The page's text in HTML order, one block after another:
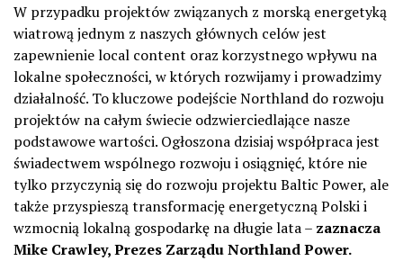
W przypadku projektów związanych z morską energetyką
wiatrową jednym z naszych głównych celów jest
zapewnienie local content oraz korzystnego wpływu na
lokalne społeczności, w których rozwijamy i prowadzimy
działalność. To kluczowe podejście Northland do rozwoju
projektów na całym świecie odzwierciedlające nasze
podstawowe wartości. Ogłoszona dzisiaj współpraca jest
świadectwem wspólnego rozwoju i osiągnięć, które nie
tylko przyczynią się do rozwoju projektu Baltic Power, ale
także przyspieszą transformację energetyczną Polski i
wzmocnią lokalną gospodarkę na długie lata – zaznacza
Mike Crawley, Prezes Zarządu Northland Power.